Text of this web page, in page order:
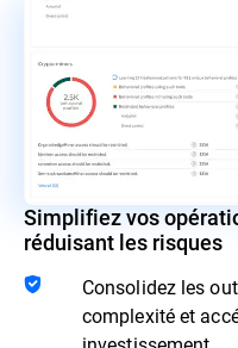
Simplifiez vos
réduisant les risques
Consolidez les
complexité et